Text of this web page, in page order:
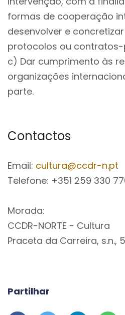
formas de cooperação
desenvolver e
protocolos ou
c) Dar cumprimento às
organizações
parte.
Contactos
Email: cultura@ccdr-n.pt
Telefone: +351 259 330
Morada:
CCDR-NORTE - Cultura
Praceta da Carreira, s.n.,
Partilhar